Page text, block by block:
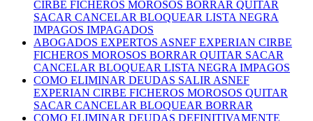
CIRBE FICHEROS MOROSOS BORRAR QUITAR
SACAR CANCELAR BLOQUEAR LISTA NEGRA
IMPAGOS IMPAGADOS
ABOGADOS EXPERTOS ASNEF EXPERIAN CIRBE
FICHEROS MOROSOS BORRAR QUITAR SACAR
CANCELAR BLOQUEAR LISTA NEGRA IMPAGOS
COMO ELIMINAR DEUDAS SALIR ASNEF
EXPERIAN CIRBE FICHEROS MOROSOS QUITAR
SACAR CANCELAR BLOQUEAR BORRAR
COMO ELIMINAR DEUDAS DEFINITIVAMENTE